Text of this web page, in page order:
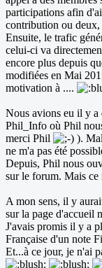
participations afin
contribution ou deux,
Ensuite, le trafic
celui-ci va
encore plus depuis
modifiées en Mai
motivation à ....
Nous avions eu il y a
Phil_Info où Phil
merci Phil
).
ne m'a pas été
Depuis, Phil nous
sur le forum. Mais ce
A mon sens, il y
sur la page d'accueil
J'avais promis il y a
Française d'un note
Et...à ce jour, je n'ai